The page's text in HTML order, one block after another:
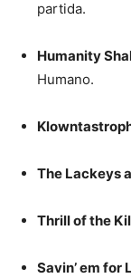
partida.
Humanity
Humano.
The Lackeys
Thrill of the
Savin’ em for